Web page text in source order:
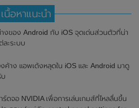
เนื้อหาแนะนำ
งของ Android กับ iOS จุดเด่นส่วนตัวที่น่า
ละระบบ
ค้าง แอพเด้งหลุดใน iOS และ Android มาดู
ร์ดจอ NVIDIA เพื่อการเล่นเกมส์ที่ไหลลื่นขึ้น